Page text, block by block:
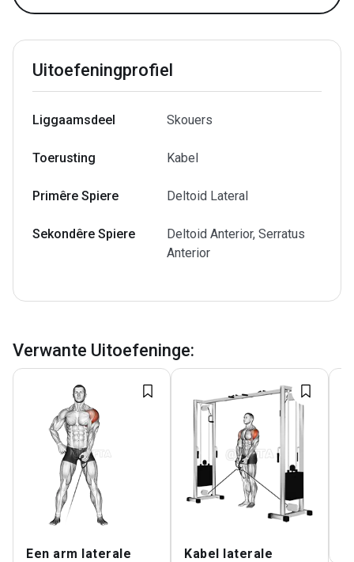
Uitoefeningprofiel
Liggaamsdeel Skouers
Toerusting Kabel
Primêre Spiere Deltoid Lateral
Sekondêre Spiere
Deltoid Anterior, Serratus
Anterior
Verwante Uitoefeninge:
Een arm laterale
Kabel laterale